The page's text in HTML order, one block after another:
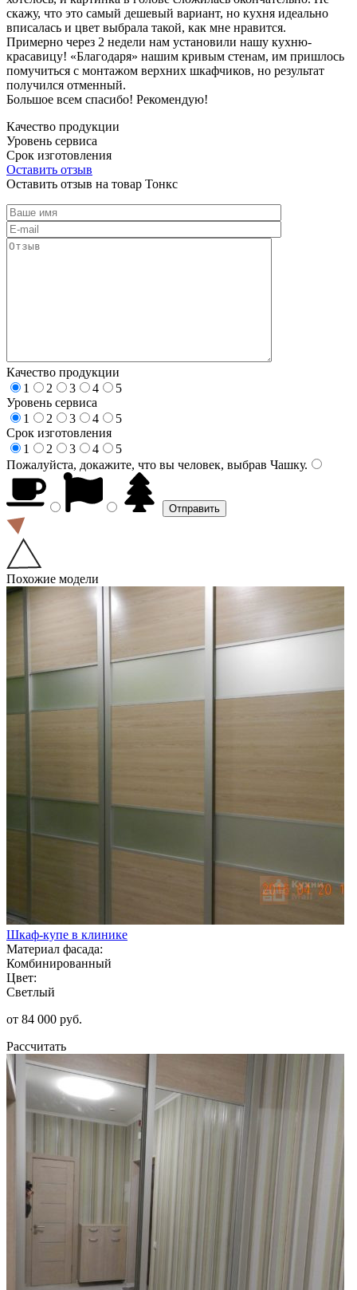
скажу, что это самый дешевый вариант, но кухня идеально
вписалась и цвет выбрала такой, как мне нравится.
Примерно через 2 недели нам установили нашу кухню-
красавицу! «Благодаря» нашим кривым стенам, им пришлось
помучиться с монтажом верхних шкафчиков, но результат
получился отменный.
Большое всем спасибо! Рекомендую!
Качество продукции
Уровень сервиса
Срок изготовления
Оставить отзыв
Оставить отзыв на товар Тонкс
Качество продукции
1
2 3 4
5
Уровень сервиса
1
2 3 4
5
Срок изготовления
1
2 3 4
5
Пожалуйста, докажите, что вы человек, выбрав Чашку.
Похожие модели
Шкаф-купе в клинике
Материал фасада:
Комбинированный
Цвет:
Светлый
от 84 000 руб.
Рассчитать